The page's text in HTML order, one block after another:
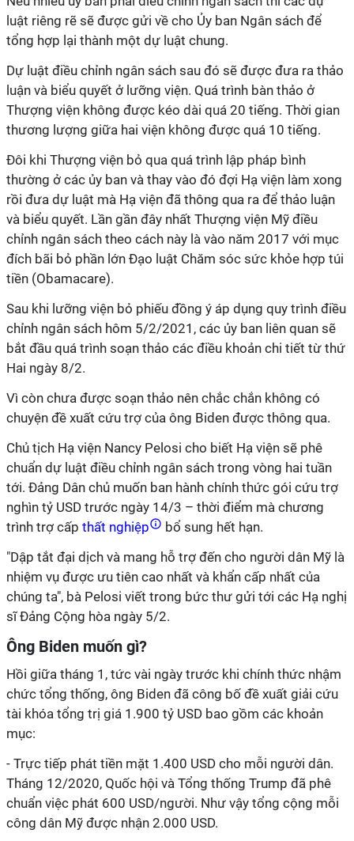
luật riêng rẽ sẽ được gửi về cho Ủy ban Ngân sách để
tổng hợp lại thành một dự luật chung.
Dự luật điều chỉnh ngân sách sau đó sẽ được đưa ra thảo
luận và biểu quyết ở lưỡng viện. Quá trình bàn thảo ở
Thượng viện không được kéo dài quá 20 tiếng. Thời gian
thương lượng giữa hai viện không được quá 10 tiếng.
Đôi khi Thượng viện bỏ qua quá trình lập pháp bình
thường ở các ủy ban và thay vào đó đợi Hạ viện làm xong
rồi đưa dự luật mà Hạ viện đã thông qua ra để thảo luận
và biểu quyết. Lần gần đây nhất Thượng viện Mỹ điều
chỉnh ngân sách theo cách này là vào năm 2017 với mục
đích bãi bỏ phần lớn Đạo luật Chăm sóc sức khỏe hợp túi
tiền (Obamacare).
Sau khi lưỡng viện bỏ phiếu đồng ý áp dụng quy trình điều
chỉnh ngân sách hôm 5/2/2021, các ủy ban liên quan sẽ
bắt đầu quá trình soạn thảo các điều khoản chi tiết từ thứ
Hai ngày 8/2.
Vì còn chưa được soạn thảo nên chắc chắn không có
chuyện đề xuất cứu trợ của ông Biden được thông qua.
Chủ tịch Hạ viện Nancy Pelosi cho biết Hạ viện sẽ phê
chuẩn dự luật điều chỉnh ngân sách trong vòng hai tuần
tới. Đảng Dân chủ muốn ban hành chính thức gói cứu trợ
nghìn tỷ USD trước ngày 14/3 – thời điểm mà chương
trình trợ cấp thất nghiệp
bổ sung hết hạn.
"Dập tắt đại dịch và mang hỗ trợ đến cho người dân Mỹ là
nhiệm vụ được ưu tiên cao nhất và khẩn cấp nhất của
chúng ta", bà Pelosi viết trong bức thư gửi tới các Hạ nghị
sĩ Đảng Cộng hòa ngày 5/2.
Ông Biden muốn gì?
Hồi giữa tháng 1, tức vài ngày trước khi chính thức nhậm
chức tổng thống, ông Biden đã công bố đề xuất giải cứu
tài khóa tổng trị giá 1.900 tỷ USD bao gồm các khoản
mục:
- Trực tiếp phát tiền mặt 1.400 USD cho mỗi người dân.
Tháng 12/2020, Quốc hội và Tổng thống Trump đã phê
chuẩn việc phát 600 USD/người. Như vậy tổng cộng mỗi
công dân Mỹ được nhận 2.000 USD.